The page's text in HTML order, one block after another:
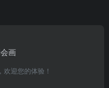
欢迎您的体验！